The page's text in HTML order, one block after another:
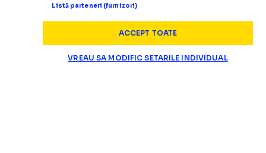
Listă parteneri (furnizori)
ACCEPT TOATE
VREAU SA MODIFIC SETARILE INDIVIDUAL